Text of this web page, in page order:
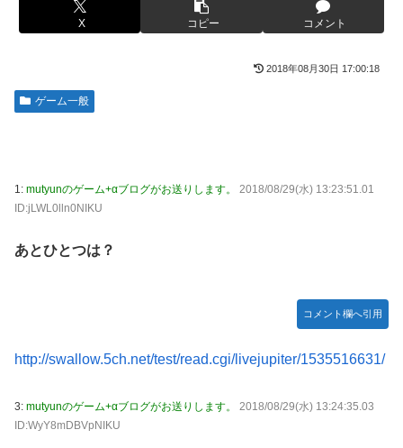
下ネタを連発するｗｗｗｗｗ
【悲報】有名漫画家、がんを公表「大腸癌になってしまいま
あげよ????」
海外「全部日本の真似だったのか…」 日本の普通のテレビ
羽田ニアミス搭乗の中国人「補償も見舞いもない」中国ネッ
【画像】お前らこの超美人容疑者が、整形か否か判定し
らコレw」←こwれwはw w w w w w w w w w
どハマり「今では毎晩1時間くらい見ながら入眠していま
す」
被災地・熊本、泥酔者の通報が止まらず県警が異例のお願い
【画像】「マスク美人さん、また我々を欺く」←海外でも流
行りだした結果がこちらw w w w w w w
欧州「日本だけ反則だろ…」 世界の『日本びいき』にヨー
思い通りに動かない熊本被災者に左派が我慢ならなくなった
大日本帝国陸軍「侵攻できたとして、食糧どうすんだよ」大
露 なお足の状態の方を心配されてしまう
リエKD（北電子）」が検定通過
X コピー コメント
2018年08月30日 17:00:18
ゲーム一般
1: mutyunのゲーム+αブログがお送りします。
2018/08/29(水) 13:23:51.01
ID:jLWL0lln0NIKU
あとひとつは？
コメント欄へ引用
http://swallow.5ch.net/test/read.cgi/livejupiter/1535516631/
3: mutyunのゲーム+αブログがお送りします。
2018/08/29(水) 13:24:35.03
ID:WyY8mDBVpNIKU